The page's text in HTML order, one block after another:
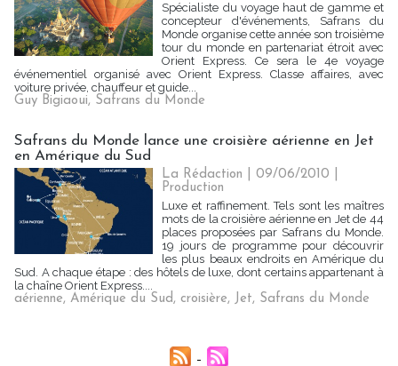
Spécialiste du voyage haut de gamme et
concepteur d'événements, Safrans du
Monde organise cette année son troisième
tour du monde en partenariat étroit avec
Orient Express. Ce sera le 4e voyage
événementiel organisé avec Orient Express. Classe affaires, avec
voiture privée, chauffeur et guide...
Guy Bigiaoui, Safrans du Monde
Safrans du Monde lance une croisière aérienne en Jet
en Amérique du Sud
La Rédaction | 09/06/2010
Production
Luxe et raffinement. Tels sont les maîtres
mots de la croisière aérienne en Jet de 44
places proposées par Safrans du Monde.
19 jours de programme pour découvrir
les plus beaux endroits en Amérique du
Sud. A chaque étape : des hôtels de luxe, dont certains appartenant à
la chaîne Orient Express....
aérienne, Amérique du Sud, croisière, Jet, Safrans du Monde